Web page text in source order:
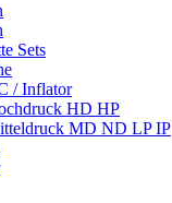
Sets
/ Inflator
HD HP
MD ND LP IP